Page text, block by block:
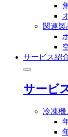
関連製
サービス紹
サービ
冷凍機